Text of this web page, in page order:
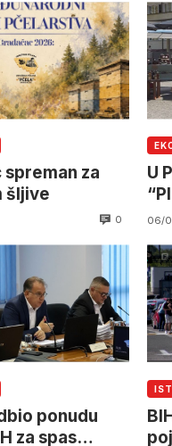
spreman za
šljive
0
U
06/
ponudu
za spas